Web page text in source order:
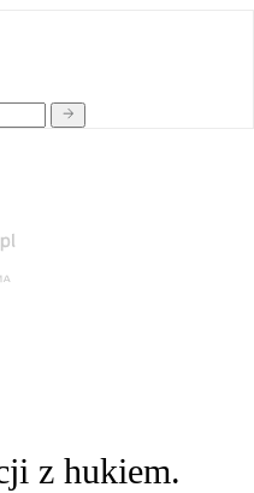
z hukiem.